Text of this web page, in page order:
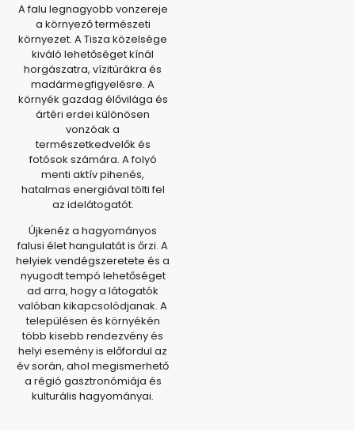
A falu legnagyobb vonzereje
a környező természeti
környezet. A Tisza közelsége
kiváló lehetőséget kínál
horgászatra, vízitúrákra és
madármegfigyelésre. A
környék gazdag élővilága és
ártéri erdei különösen
vonzóak a
természetkedvelők és
fotósok számára. A folyó
menti aktív pihenés,
hatalmas energiával tölti fel
az idelátogatót.
Újkenéz a hagyományos
falusi élet hangulatát is őrzi. A
helyiek vendégszeretete és a
nyugodt tempó lehetőséget
ad arra, hogy a látogatók
valóban kikapcsolódjanak. A
településen és környékén
több kisebb rendezvény és
helyi esemény is előfordul az
év során, ahol megismerhető
a régió gasztronómiája és
kulturális hagyományai.